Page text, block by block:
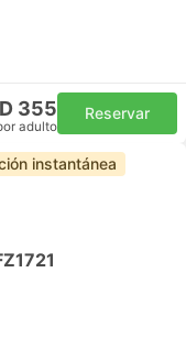
355
adulto
Reservar
instantánea